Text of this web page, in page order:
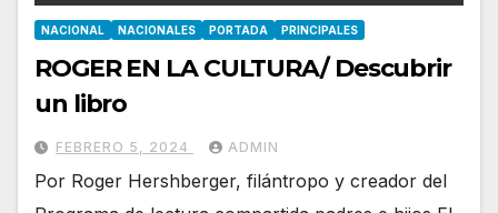
NACIONAL NACIONALES PORTADA PRINCIPALES
ROGER EN LA CULTURA/ Descubrir
un libro
FEBRERO 5, 2024 ADMIN
Por Roger Hershberger, filántropo y creador del